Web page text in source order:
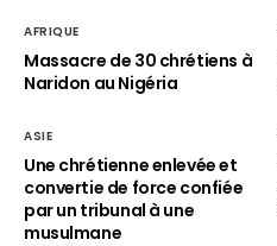
AFRIQUE
Massacre de 30 chrétiens à
Naridon au Nigéria
ASIE
Une chrétienne enlevée et
convertie de force confiée
par un tribunal à une
musulmane